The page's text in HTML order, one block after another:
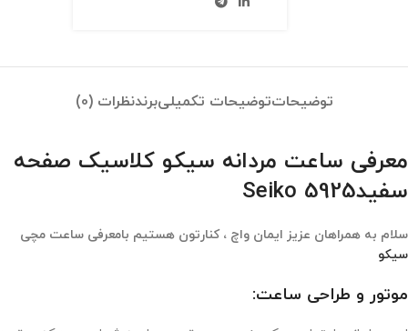
توضیحاتتوضیحات تکمیلیبرندنظرات (0)
معرفی ساعت مردانه سیکو کلاسیک صفحه
سفیدSeiko 5925
سلام به همراهان عزیز ایمان واچ ، کنارتون هستیم بامعرفی ساعت مچی
سیکو
موتور و طراحی ساعت: